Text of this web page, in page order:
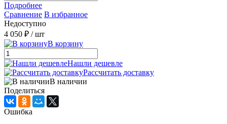
Подробнее
Сравнение В избранное
Недоступно
4 050 ₽ / шт
В корзину
Нашли дешевле
Рассчитать доставку
В наличии
Поделиться
Ошибка